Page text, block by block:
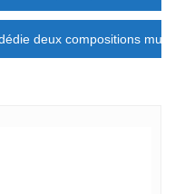
deux compositions